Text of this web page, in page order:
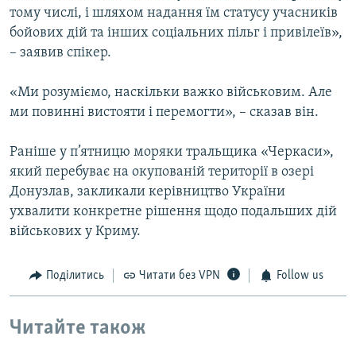
тому числі, і шляхом надання їм статусу учасників
бойових дій та інших соціальних пільг і привілеїв»,
– заявив спікер.
«Ми розуміємо, наскільки важко військовим. Але
ми повинні вистояти і перемогти», – сказав він.
Раніше у п’ятницю моряки тральщика «Черкаси»,
який перебуває на окупованій території в озері
Донузлав, закликали керівництво України
ухвалити конкретне рішення щодо подальших дій
військових у Криму.
Поділитись Читати без VPN Follow us
Читайте також